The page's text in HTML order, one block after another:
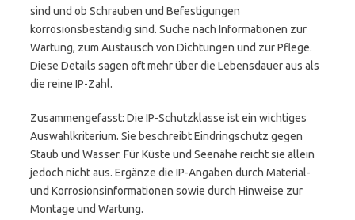
sind und ob Schrauben und Befestigungen
korrosionsbeständig sind. Suche nach Informationen zur
Wartung, zum Austausch von Dichtungen und zur Pflege.
Diese Details sagen oft mehr über die Lebensdauer aus als
die reine IP-Zahl.
Zusammengefasst: Die IP-Schutzklasse ist ein wichtiges
Auswahlkriterium. Sie beschreibt Eindringschutz gegen
Staub und Wasser. Für Küste und Seenähe reicht sie allein
jedoch nicht aus. Ergänze die IP-Angaben durch Material-
und Korrosionsinformationen sowie durch Hinweise zur
Montage und Wartung.